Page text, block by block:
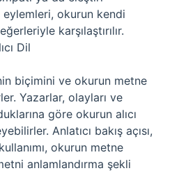
okurun kendi
karşılaştırılır.
Dil
biçimini ve okurun metne
Yazarlar, olayları ve
göre okurun alıcı
Anlatıcı bakış açısı,
okurun metne
anlamlandırma şekli